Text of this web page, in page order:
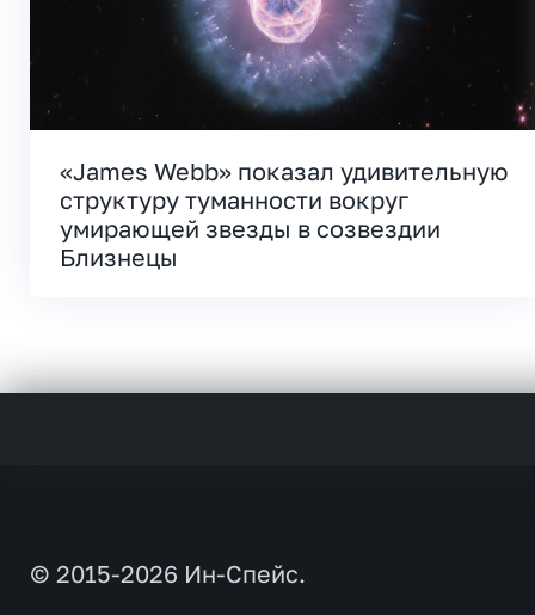
«James Webb» показал удивительную
структуру туманности вокруг
умирающей звезды в созвездии
Близнецы
© 2015-2026 Ин-Спейс.